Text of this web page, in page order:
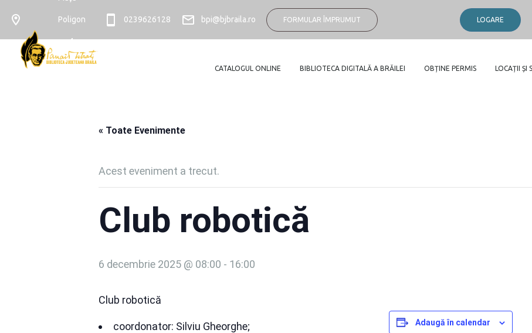
Poligon
nr. 4
0239626128 bpi@bjbraila.ro FORMULAR ÎMPRUMUT LOGARE
CATALOGUL ONLINE BIBLIOTECA DIGITALĂ A BRĂILEI OBȚINE PERMIS LOCAȚII ȘI
« Toate Evenimente
Acest eveniment a trecut.
Club robotică
6 decembrie 2025 @ 08:00 - 16:00
Club robotică
coordonator: Silviu Gheorghe;
Adaugă în calendar